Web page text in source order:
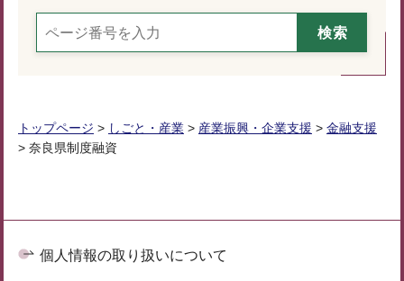
トップページ > しごと・産業 > 産業振興・企業支援 > 金融支援
> 奈良県制度融資
個人情報の取り扱いについて